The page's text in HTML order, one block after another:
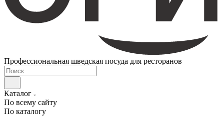
Профессиональная шведская посуда для ресторанов
Каталог
По всему сайту
По каталогу